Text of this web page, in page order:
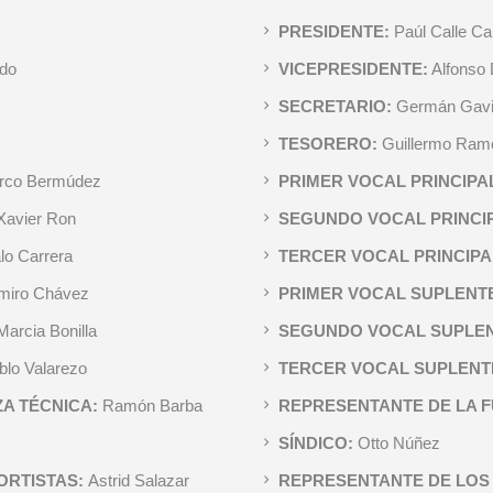
Bermúdez
Ron
Carrera
Chávez
Bonilla
Valarezo
TÉCNICA: Ramón Barba
Astrid Salazar
PRESIDENTE: Paúl Calle
VICEPRESIDENTE: Alfonso
SECRETARIO: Germán
TESORERO: Guillermo
PRIMER VOCAL
SEGUNDO VOCAL
TERCER VOCAL
PRIMER VOCAL
SEGUNDO VOCAL
TERCER VOCAL
REPRESENTANTE DE LA
SÍNDICO: Otto Núñez
REPRESENTANTE DE